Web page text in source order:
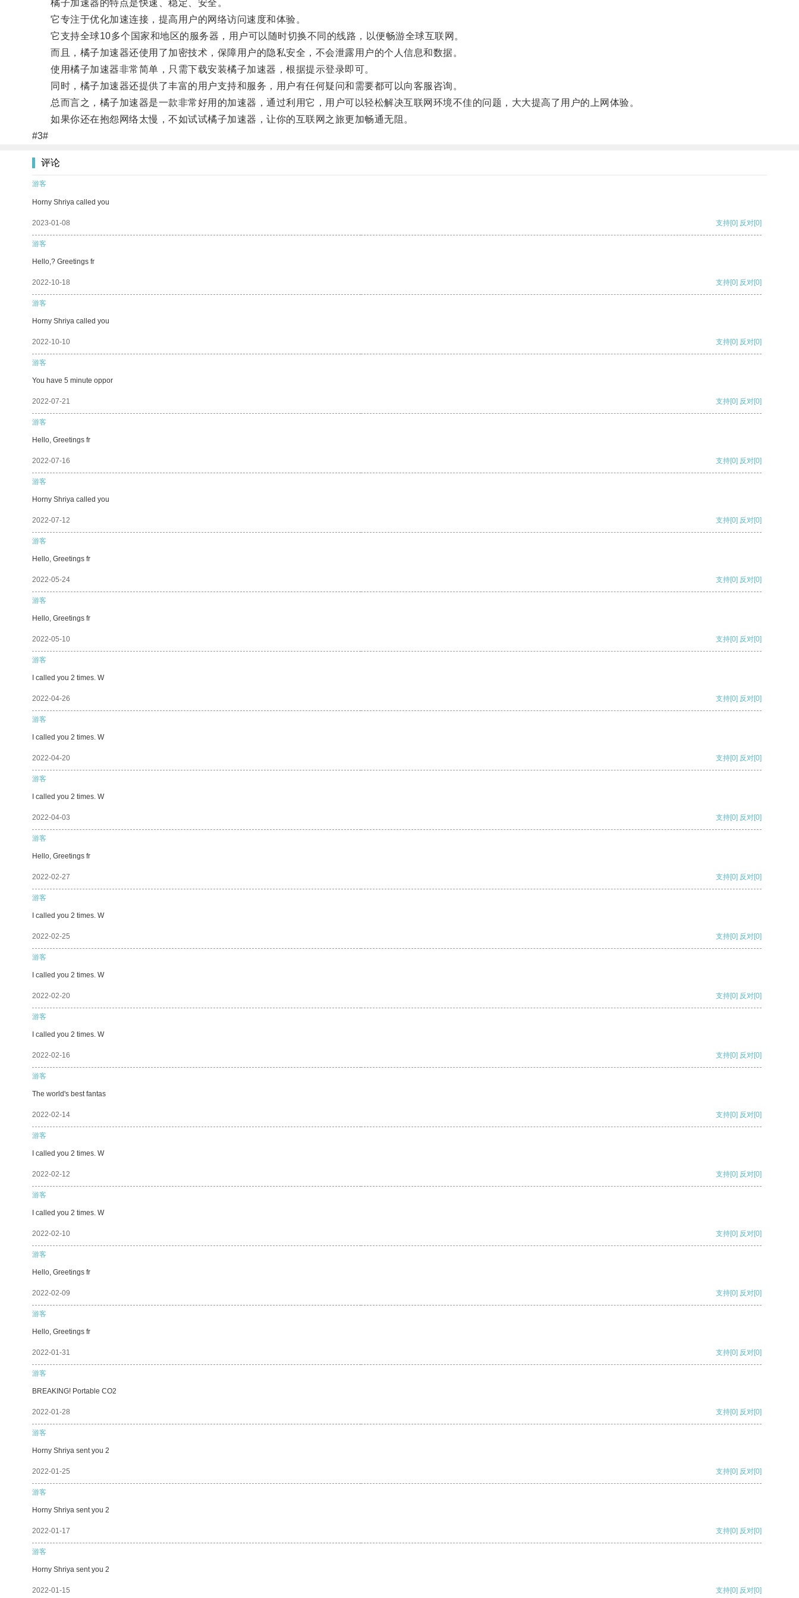
橘子加速器的特点是快速、稳定、安全。
它专注于优化加速连接，提高用户的网络访问速度和体验。
它支持全球10多个国家和地区的服务器，用户可以随时切换不同的线路，以便畅游全球互联网。
而且，橘子加速器还使用了加密技术，保障用户的隐私安全，不会泄露用户的个人信息和数据。
使用橘子加速器非常简单，只需下载安装橘子加速器，根据提示登录即可。
同时，橘子加速器还提供了丰富的用户支持和服务，用户有任何疑问和需要都可以向客服咨询。
总而言之，橘子加速器是一款非常好用的加速器，通过利用它，用户可以轻松解决互联网环境不佳的问题，大大提高了用户的上网体验。
如果你还在抱怨网络太慢，不如试试橘子加速器，让你的互联网之旅更加畅通无阻。
#3#
评论
游客
Horny Shriya called you
2023-01-08 支持[0] 反对[0]
游客
Hello,? Greetings fr
2022-10-18 支持[0] 反对[0]
游客
Horny Shriya called you
2022-10-10 支持[0] 反对[0]
游客
You have 5 minute oppor
2022-07-21 支持[0] 反对[0]
游客
Hello, Greetings fr
2022-07-16 支持[0] 反对[0]
游客
Horny Shriya called you
2022-07-12 支持[0] 反对[0]
游客
Hello, Greetings fr
2022-05-24 支持[0] 反对[0]
游客
Hello, Greetings fr
2022-05-10 支持[0] 反对[0]
游客
I called you 2 times. W
2022-04-26 支持[0] 反对[0]
游客
I called you 2 times. W
2022-04-20 支持[0] 反对[0]
游客
I called you 2 times. W
2022-04-03 支持[0] 反对[0]
游客
Hello, Greetings fr
2022-02-27 支持[0] 反对[0]
游客
I called you 2 times. W
2022-02-25 支持[0] 反对[0]
游客
I called you 2 times. W
2022-02-20 支持[0] 反对[0]
游客
I called you 2 times. W
2022-02-16 支持[0] 反对[0]
游客
The world's best fantas
2022-02-14 支持[0] 反对[0]
游客
I called you 2 times. W
2022-02-12 支持[0] 反对[0]
游客
I called you 2 times. W
2022-02-10 支持[0] 反对[0]
游客
Hello, Greetings fr
2022-02-09 支持[0] 反对[0]
游客
Hello, Greetings fr
2022-01-31 支持[0] 反对[0]
游客
BREAKING! Portable CO2
2022-01-28 支持[0] 反对[0]
游客
Horny Shriya sent you 2
2022-01-25 支持[0] 反对[0]
游客
Horny Shriya sent you 2
2022-01-17 支持[0] 反对[0]
游客
Horny Shriya sent you 2
2022-01-15 支持[0] 反对[0]